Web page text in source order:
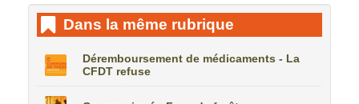
Dans la même rubrique
Déremboursement de médicaments - La
CFDT refuse